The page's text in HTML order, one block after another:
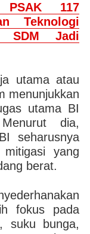
PSAK 117
Teknologi
SDM Jadi
utama atau
menunjukkan
utama BI
dia,
seharusnya
mitigasi yang
berat.
fokus pada
suku bunga,